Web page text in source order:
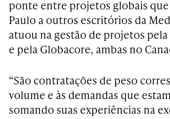
ponte entre projetos globais que
Paulo a outros escritórios da
atuou na gestão de projetos
e pela Globacore, ambas no
“São contratações de peso
volume e às demandas que
somando suas experiências na